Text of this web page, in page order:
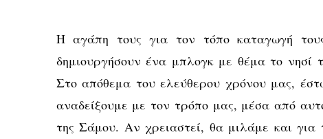
Η αγάπη τους για τον τόπο καταγωγή
δημιουργήσουν ένα μπλογκ με θέμα το
Στο απόθεμα του ελεύθερου χρόνου μας,
αναδείξουμε με τον τρόπο μας, μέσα από
της Σάμου. Αν χρειαστεί, θα μιλάμε και